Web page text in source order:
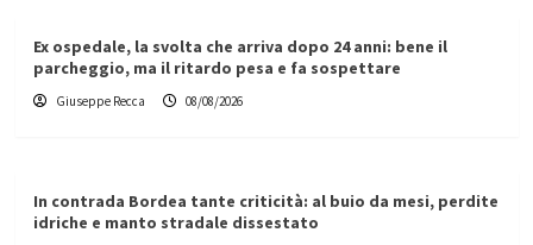
Ex ospedale, la svolta che arriva dopo 24 anni: bene il
parcheggio, ma il ritardo pesa e fa sospettare
Giuseppe Recca 08/08/2026
In contrada Bordea tante criticità: al buio da mesi, perdite
idriche e manto stradale dissestato